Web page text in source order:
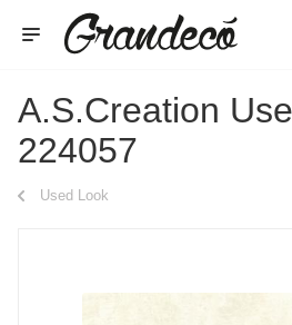
A.S.Creation
224057
Used Look